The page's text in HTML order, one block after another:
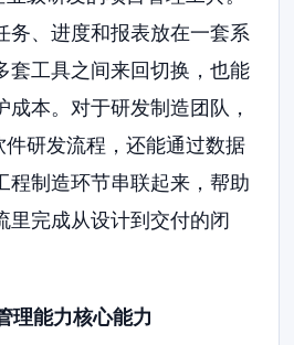
务、进度和报表放在一套系
套工具之间来回切换，也能
成本。对于研发制造团队，
件研发流程，还能通过数据
程制造环节串联起来，帮助
里完成从设计到交付的闭
理能力核心能力